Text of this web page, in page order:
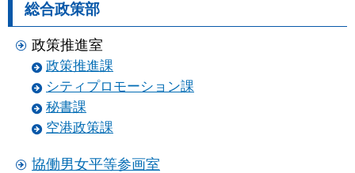
総合政策部
政策推進室
政策推進課
シティプロモーション課
秘書課
空港政策課
協働男女平等参画室